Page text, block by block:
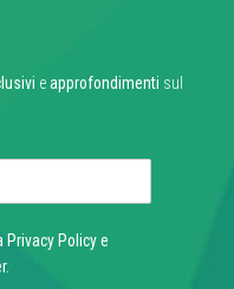
eapprofondimenti sul
Privacy Policye